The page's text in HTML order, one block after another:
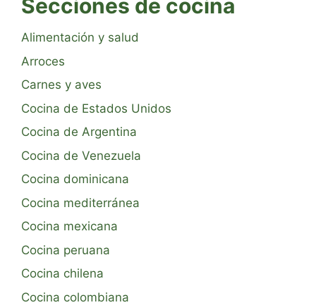
Secciones de cocina
Alimentación y salud
Arroces
Carnes y aves
Cocina de Estados Unidos
Cocina de Argentina
Cocina de Venezuela
Cocina dominicana
Cocina mediterránea
Cocina mexicana
Cocina peruana
Cocina chilena
Cocina colombiana